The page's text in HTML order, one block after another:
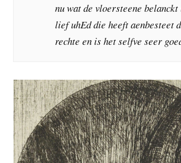
nu wat de vloersteene
lief uhEd die heeft aenbesteet
rechte en is het selfve seer